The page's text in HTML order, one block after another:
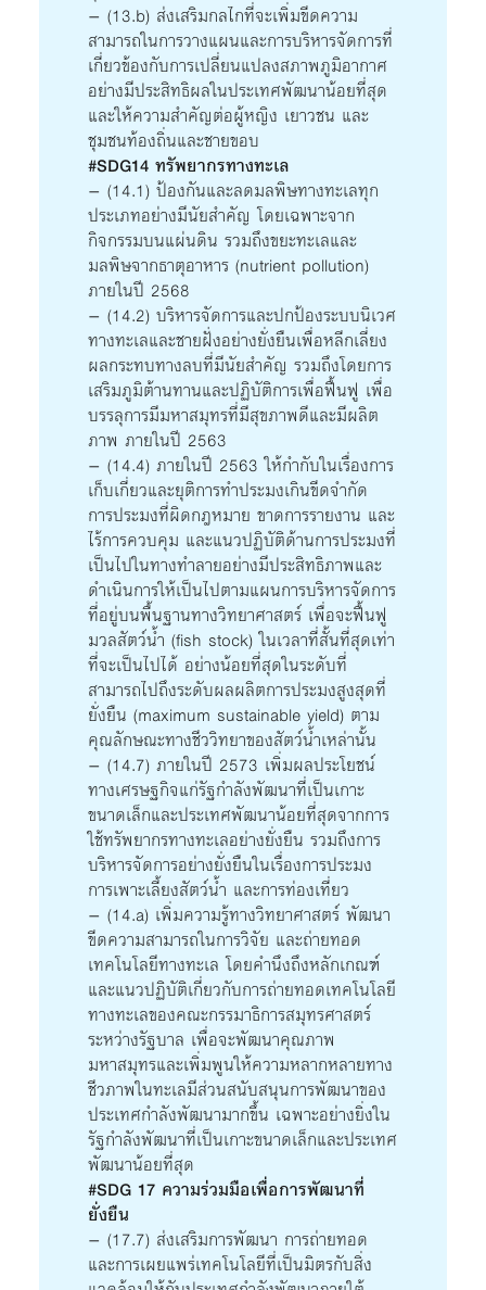
– (13.b) ส่งเสริมกลไกที่จะเพิ่มขีดความ
สามารถในการวางแผนและการบริหารจัดการที่
เกี่ยวข้องกับการเปลี่ยนแปลงสภาพภูมิอากาศ
อย่างมีประสิทธิผลในประเทศพัฒนาน้อยที่สุด
และให้ความสำคัญต่อผู้หญิง เยาวชน และ
ชุมชนท้องถิ่นและชายขอบ
#SDG14 ทรัพยากรทางทะเล
– (14.1) ป้องกันและลดมลพิษทางทะเลทุก
ประเภทอย่างมีนัยสำคัญ โดยเฉพาะจาก
กิจกรรมบนแผ่นดิน รวมถึงขยะทะเลและ
มลพิษจากธาตุอาหาร (nutrient pollution)
ภายในปี 2568
– (14.2) บริหารจัดการและปกป้องระบบนิเวศ
ทางทะเลและชายฝั่งอย่างยั่งยืนเพื่อหลีกเลี่ยง
ผลกระทบทางลบที่มีนัยสำคัญ รวมถึงโดยการ
เสริมภูมิต้านทานและปฏิบัติการเพื่อฟื้นฟู เพื่อ
บรรลุการมีมหาสมุทรที่มีสุขภาพดีและมีผลิต
ภาพ ภายในปี 2563
– (14.4) ภายในปี 2563 ให้กำกับในเรื่องการ
เก็บเกี่ยวและยุติการทำประมงเกินขีดจำกัด
การประมงที่ผิดกฎหมาย ขาดการรายงาน และ
ไร้การควบคุม และแนวปฏิบัติด้านการประมงที่
เป็นไปในทางทำลายอย่างมีประสิทธิภาพและ
ดำเนินการให้เป็นไปตามแผนการบริหารจัดการ
ที่อยู่บนพื้นฐานทางวิทยาศาสตร์ เพื่อจะฟื้นฟู
มวลสัตว์น้ำ (fish stock) ในเวลาที่สั้นที่สุดเท่า
ที่จะเป็นไปได้ อย่างน้อยที่สุดในระดับที่
สามารถไปถึงระดับผลผลิตการประมงสูงสุดที่
ยั่งยืน (maximum sustainable yield) ตาม
คุณลักษณะทางชีววิทยาของสัตว์น้ำเหล่านั้น
– (14.7) ภายในปี 2573 เพิ่มผลประโยชน์
ทางเศรษฐกิจแก่รัฐกำลังพัฒนาที่เป็นเกาะ
ขนาดเล็กและประเทศพัฒนาน้อยที่สุดจากการ
ใช้ทรัพยากรทางทะเลอย่างยั่งยืน รวมถึงการ
บริหารจัดการอย่างยั่งยืนในเรื่องการประมง
การเพาะเลี้ยงสัตว์น้ำ และการท่องเที่ยว
– (14.a) เพิ่มความรู้ทางวิทยาศาสตร์ พัฒนา
ขีดความสามารถในการวิจัย และถ่ายทอด
เทคโนโลยีทางทะเล โดยคำนึงถึงหลักเกณฑ์
และแนวปฏิบัติเกี่ยวกับการถ่ายทอดเทคโนโลยี
ทางทะเลของคณะกรรมาธิการสมุทรศาสตร์
ระหว่างรัฐบาล เพื่อจะพัฒนาคุณภาพ
มหาสมุทรและเพิ่มพูนให้ความหลากหลายทาง
ชีวภาพในทะเลมีส่วนสนับสนุนการพัฒนาของ
ประเทศกำลังพัฒนามากขึ้น เฉพาะอย่างยิ่งใน
รัฐกำลังพัฒนาที่เป็นเกาะขนาดเล็กและประเทศ
พัฒนาน้อยที่สุด
#SDG 17 ความร่วมมือเพื่อการพัฒนาที่
ยั่งยืน
– (17.7) ส่งเสริมการพัฒนา การถ่ายทอด
และการเผยแพร่เทคโนโลยีที่เป็นมิตรกับสิ่ง